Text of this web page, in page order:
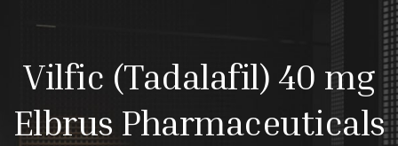
Vilfic (Tadalafil) 40 mg
Elbrus Pharmaceuticals